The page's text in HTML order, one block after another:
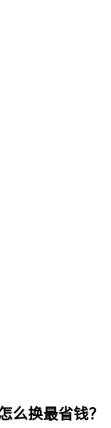
么换最省钱？